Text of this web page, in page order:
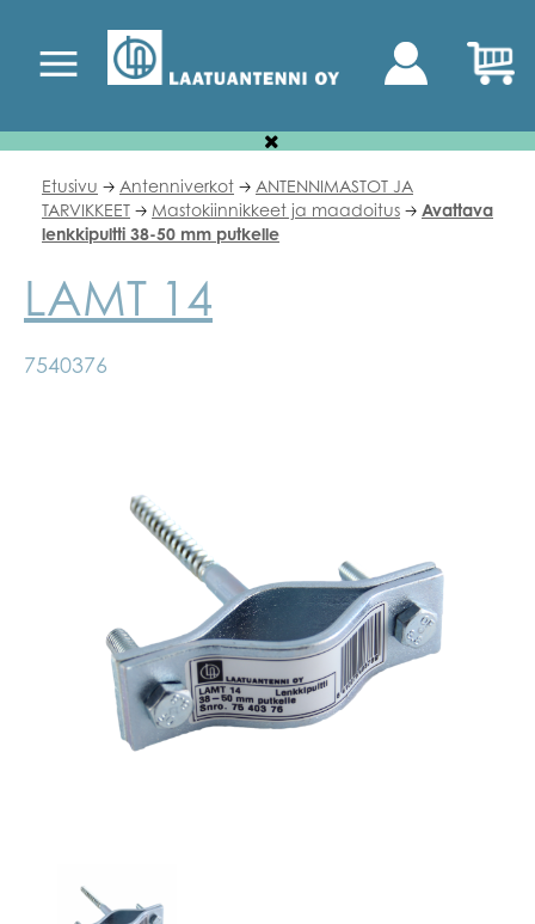
Etusivu 🡢 Antenniverkot 🡢 ANTENNIMASTOT JA
TARVIKKEET 🡢 Mastokiinnikkeet ja maadoitus 🡢 Avattava
lenkkipultti 38-50 mm putkelle
LAMT 14
7540376